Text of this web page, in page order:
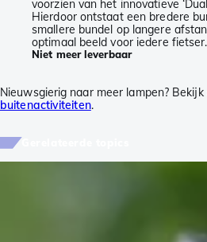
voorzien van het innovatieve
Hierdoor ontstaat een bredere
smallere bundel op langere
optimaal beeld voor iedere fietser.
Niet meer leverbaar
Nieuwsgierig naar meer lampen? Bekijk
buitenactiviteiten.